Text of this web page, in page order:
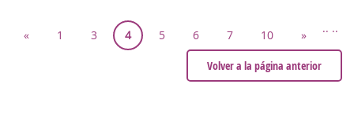
« 1 ..
3 4 5 6 7 ..
10 »
Volver a la página anterior